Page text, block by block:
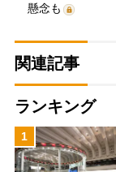
懸念も
関連記事
ランキング
1